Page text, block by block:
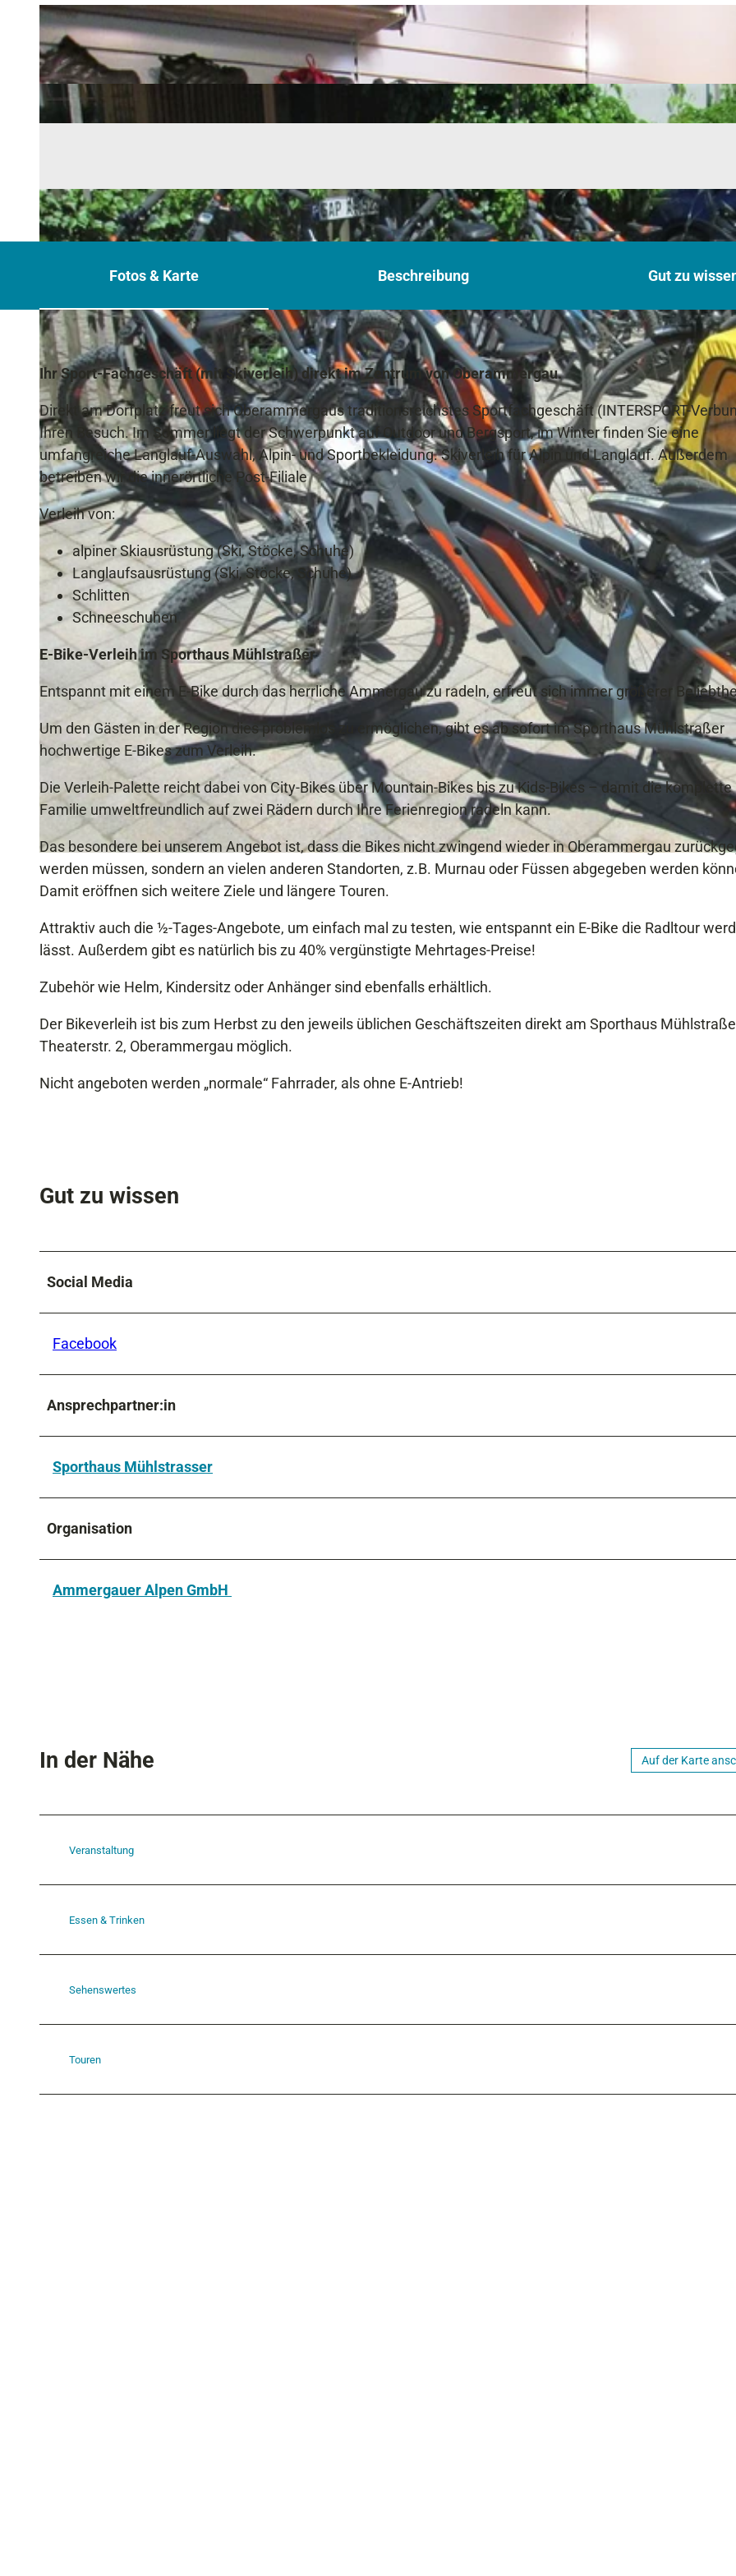
Fotos & Karte Beschreibung Gut zu
Ihr Sport-Fachgeschäft (mit Skiverleih) direkt im Zentrum von Oberammergau.
Direkt am Dorfplatz freut sich Oberammergaus traditionsreichstes Sportfachgeschäft (INTERSPORT-
Ihren Besuch. Im Sommer liegt der Schwerpunkt auf Outdoor und Bergsport, im Winter finden Sie eine
umfangreiche Langlauf-Auswahl, Alpin- und Sportbekleidung. Skiverleih für Alpin und Langlauf. Außerdem
betreiben wir die innerörtliche Post-Filiale
Verleih von:
alpiner Skiausrüstung (Ski, Stöcke, Schuhe)
Langlaufsausrüstung (Ski, Stöcke, Schuhe)
Schlitten
Schneeschuhen
E-Bike-Verleih im Sporthaus Mühlstraßer
Entspannt mit einem E-Bike durch das herrliche Ammergau zu radeln, erfreut sich immer größerer
Um den Gästen in der Region dies problemlos zu ermöglichen, gibt es ab sofort im Sporthaus Mühlstraßer
hochwertige E-Bikes zum Verleih.
Die Verleih-Palette reicht dabei von City-Bikes über Mountain-Bikes bis zu Kids-Bikes – damit die komplette
Familie umweltfreundlich auf zwei Rädern durch Ihre Ferienregion radeln kann.
Das besondere bei unserem Angebot ist, dass die Bikes nicht zwingend wieder in Oberammergau
werden müssen, sondern an vielen anderen Standorten, z.B. Murnau oder Füssen abgegeben werden
Damit eröffnen sich weitere Ziele und längere Touren.
Attraktiv auch die ½-Tages-Angebote, um einfach mal zu testen, wie entspannt ein E-Bike die Radltour
lässt. Außerdem gibt es natürlich bis zu 40% vergünstigte Mehrtages-Preise!
Zubehör wie Helm, Kindersitz oder Anhänger sind ebenfalls erhältlich.
Der Bikeverleih ist bis zum Herbst zu den jeweils üblichen Geschäftszeiten direkt am Sporthaus
Theaterstr. 2, Oberammergau möglich.
Nicht angeboten werden „normale“ Fahrrader, als ohne E-Antrieb!
Gut zu wissen
Social Media
Facebook
Ansprechpartner:in
Sporthaus Mühlstrasser
Organisation
Ammergauer Alpen GmbH
In der Nähe Auf der Karte
Veranstaltung
Essen & Trinken
Sehenswertes
Touren